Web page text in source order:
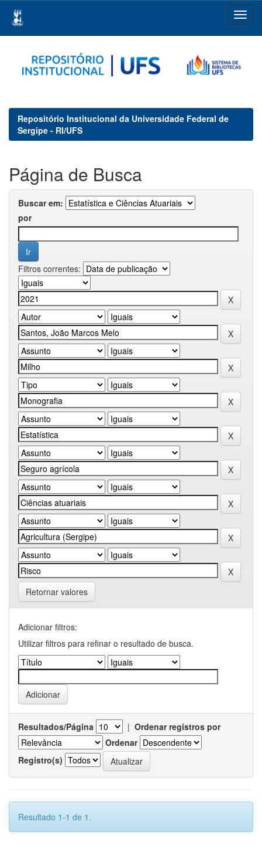
navigation
Repositório Institucional da Universidade Federal de
Sergipe - RI/UFS
Página de Busca
Buscar em:
por
Filtros correntes:
Retornar valores
Adicionar filtros:
Utilizar filtros para refinar o resultado de busca.
Resultados/Página | Ordenar registros por
Ordenar
Registro(s)
Resultado 1-1 de 1.